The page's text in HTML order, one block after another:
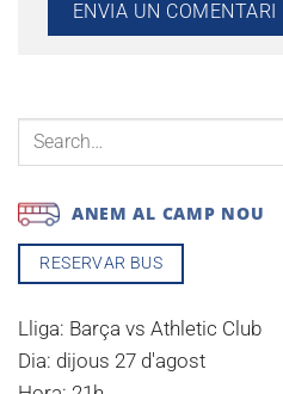
ANEM AL CAMP NOU
RESERVAR BUS
Lliga: Barça vs Athletic Club
Dia: dijous 27 d'agost